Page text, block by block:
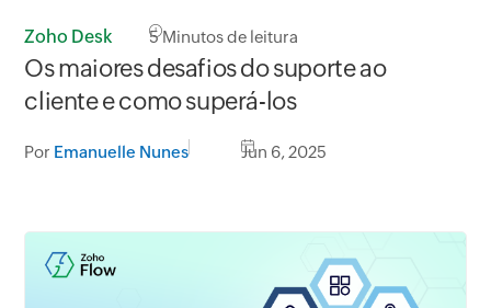
Zoho Desk 5Minutos de leitura
Os maiores desafios do suporte ao
cliente e como superá-los
Por Emanuelle Nunes Jun 6, 2025